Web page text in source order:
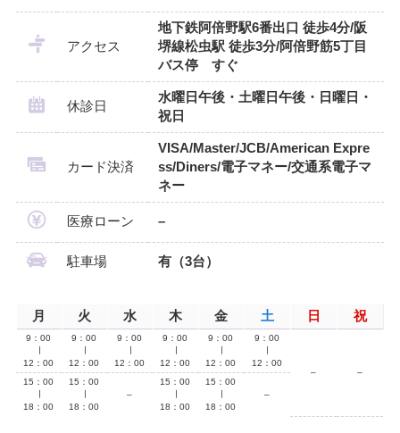
アクセス
地下鉄阿倍野駅6番出口 徒歩4分/阪
堺線松虫駅 徒歩3分/阿倍野筋5丁目
バス停 すぐ
休診日
水曜日午後・土曜日午後・日曜日・
祝日
カード決済
VISA/Master/JCB/American Expre
ss/Diners/電子マネー/交通系電子マ
ネー
医療ローン –
駐車場 有（3台）
月 火 水 木 金 土 日 祝
9：00
12：00
9：00
12：00
9：00
12：00
9：00
12：00
9：00
12：00
9：00
12：00
–
–
15：00
18：00
15：00
18：00
–
15：00
18：00
15：00
18：00
–